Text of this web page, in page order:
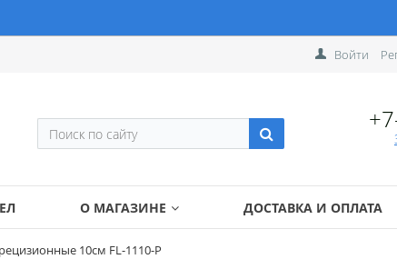
Войти
О МАГАЗИНЕ ДОСТАВКА И ОПЛАТА
10см FL-1110-P